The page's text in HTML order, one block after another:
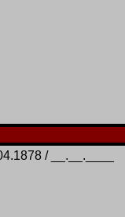
/ __.__.____